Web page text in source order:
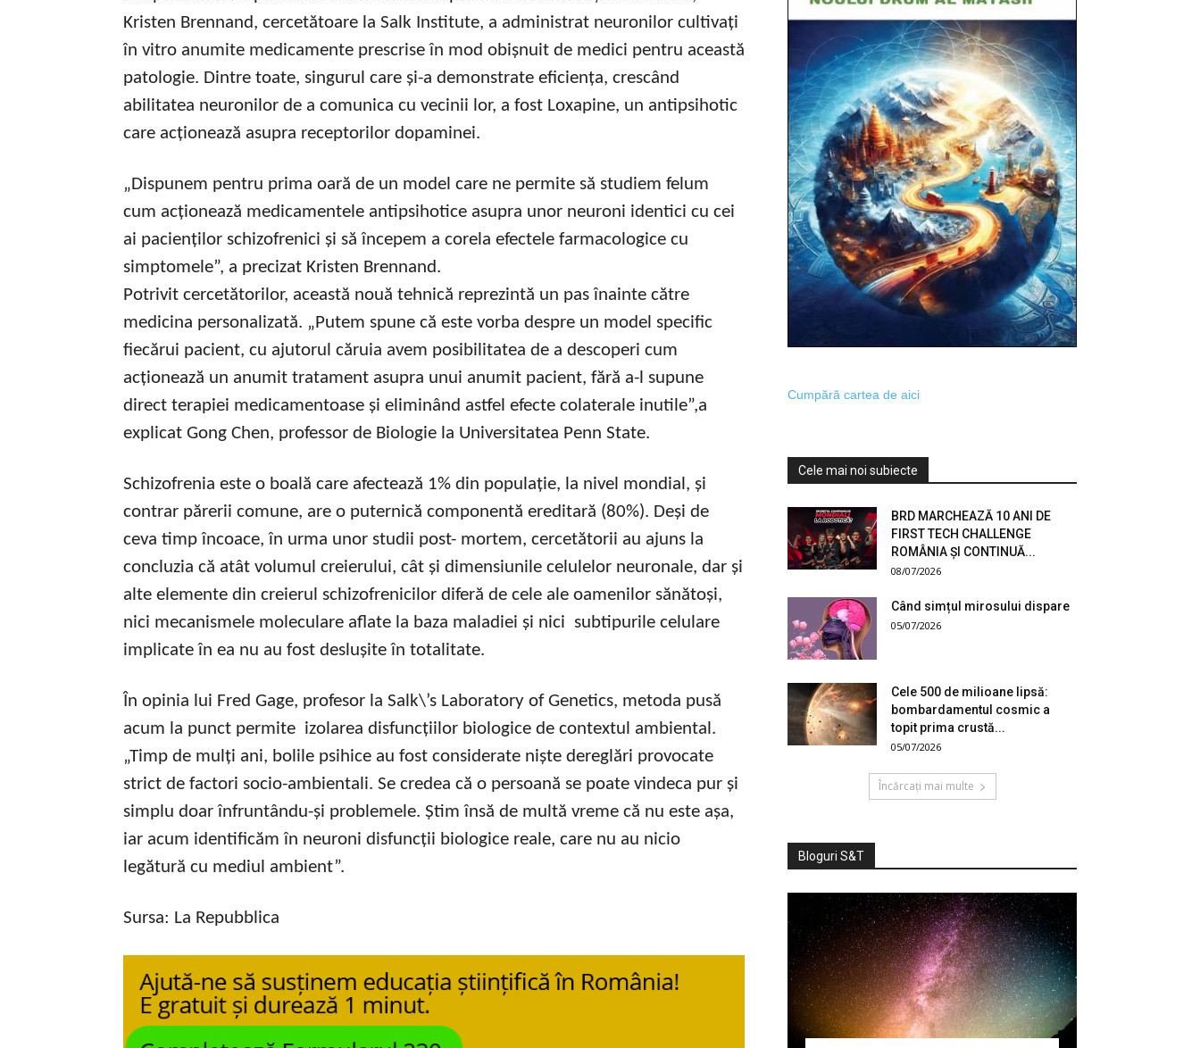
Kristen Brennand, cercetătoare la Salk Institute, a administrat neuronilor cultivați
în vitro anumite medicamente prescrise în mod obișnuit de medici pentru această
patologie. Dintre toate, singurul care și-a demonstrate eficiența, crescând
abilitatea neuronilor de a comunica cu vecinii lor, a fost Loxapine, un antipsihotic
care acționează asupra receptorilor dopaminei.
„Dispunem pentru prima oară de un model care ne permite să studiem felum
cum acționează medicamentele antipsihotice asupra unor neuroni identici cu cei
ai pacienților schizofrenici și să începem a corela efectele farmacologice cu
simptomele”, a precizat Kristen Brennand.
Potrivit cercetătorilor, această nouă tehnică reprezintă un pas înainte către
medicina personalizată. „Putem spune că este vorba despre un model specific
fiecărui pacient, cu ajutorul căruia avem posibilitatea de a descoperi cum
acționează un anumit tratament asupra unui anumit pacient, fără a-l supune
direct terapiei medicamentoase și eliminând astfel efecte colaterale inutile”,a
explicat Gong Chen, professor de Biologie la Universitatea Penn State.
Schizofrenia este o boală care afectează 1% din populație, la nivel mondial, și
contrar părerii comune, are o puternică componentă ereditară (80%). Deși de
ceva timp încoace, în urma unor studii post- mortem, cercetătorii au ajuns la
concluzia că atât volumul creierului, cât și dimensiunile celulelor neuronale, dar și
alte elemente din creierul schizofrenicilor diferă de cele ale oamenilor sănătoși,
nici mecanismele moleculare aflate la baza maladiei și nici subtipurile celulare
implicate în ea nu au fost deslușite în totalitate.
În opinia lui Fred Gage, profesor la Salk\’s Laboratory of Genetics, metoda pusă
acum la punct permite izolarea disfuncțiilor biologice de contextul ambiental.
„Timp de mulți ani, bolile psihice au fost considerate niște dereglări provocate
strict de factori socio-ambientali. Se credea că o persoană se poate vindeca pur și
simplu doar înfruntându-și problemele. Știm însă de multă vreme că nu este așa,
iar acum identificăm în neuroni disfuncții biologice reale, care nu au nicio
legătură cu mediul ambient”.
Sursa: La Repubblica
Cumpără cartea de aici
Cele mai noi subiecte
BRD MARCHEAZĂ 10 ANI DE
FIRST TECH CHALLENGE
ROMÂNIA ȘI CONTINUĂ...
08/07/2026
Când simțul mirosului dispare
05/07/2026
Cele 500 de milioane lipsă:
bombardamentul cosmic a
topit prima crustă...
05/07/2026
Încărcați mai multe
Bloguri S&T